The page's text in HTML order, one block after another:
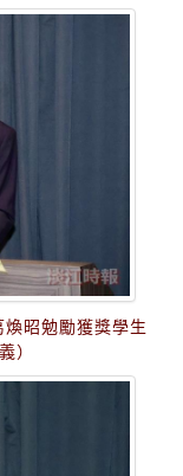
昭勉勵獲獎學生
）